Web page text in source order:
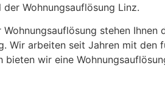
der Wohnungsauflösung Linz.
Wohnungsauflösung stehen
Wir arbeiten seit Jahren mit den
bieten wir eine